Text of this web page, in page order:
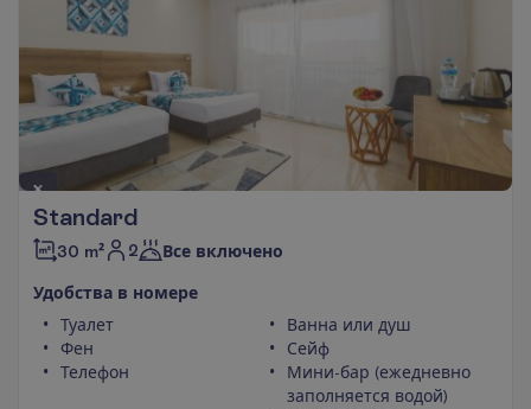
Standard
30 m² 2 Все включено
Удобства в номере
Туалет
Фен
Телефон
Ванна или душ
Сейф
Мини-бар (ежедневно
заполняется водой)